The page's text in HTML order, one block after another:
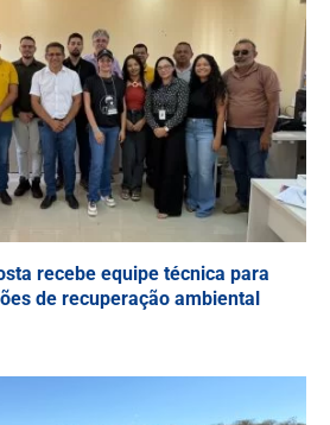
recebe equipe técnica para
de recuperação ambiental